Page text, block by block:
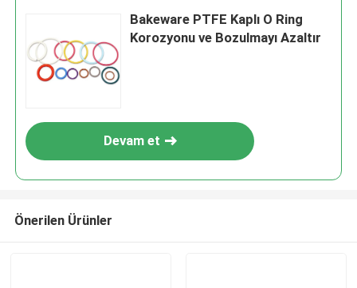
Bakeware PTFE Kaplı O Ring
Korozyonu ve Bozulmayı Azaltır
Devam et
Önerilen Ürünler